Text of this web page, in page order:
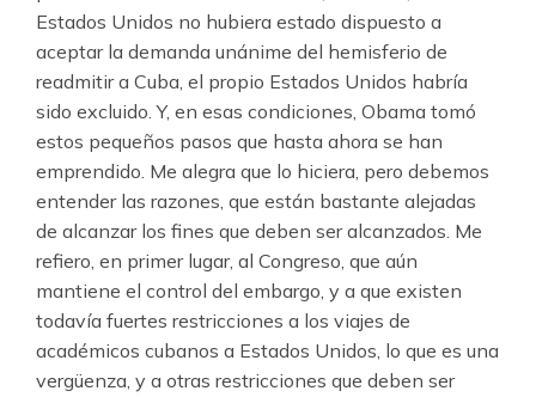
Estados Unidos no hubiera estado dispuesto a
aceptar la demanda unánime del hemisferio de
readmitir a Cuba, el propio Estados Unidos habría
sido excluido. Y, en esas condiciones, Obama tomó
estos pequeños pasos que hasta ahora se han
emprendido. Me alegra que lo hiciera, pero debemos
entender las razones, que están bastante alejadas
de alcanzar los fines que deben ser alcanzados. Me
refiero, en primer lugar, al Congreso, que aún
mantiene el control del embargo, y a que existen
todavía fuertes restricciones a los viajes de
académicos cubanos a Estados Unidos, lo que es una
vergüenza, y a otras restricciones que deben ser